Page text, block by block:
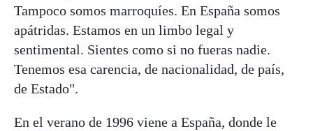
Tampoco somos marroquíes. En España somos
apátridas. Estamos en un limbo legal y
sentimental. Sientes como si no fueras nadie.
Tenemos esa carencia, de nacionalidad, de país,
de Estado".
En el verano de 1996 viene a España, donde le